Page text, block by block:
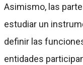
Asimismo, las
estudiar un
definir las
entidades